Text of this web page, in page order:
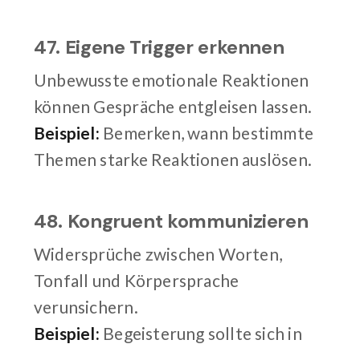
47. Eigene Trigger erkennen
Unbewusste emotionale Reaktionen
können Gespräche entgleisen lassen.
Beispiel: Bemerken, wann bestimmte
Themen starke Reaktionen auslösen.
48. Kongruent kommunizieren
Widersprüche zwischen Worten,
Tonfall und Körpersprache
verunsichern.
Beispiel: Begeisterung sollte sich in